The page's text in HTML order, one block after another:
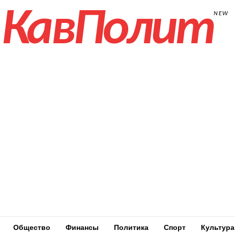
КавПолитNEW
Общество Финансы Политика Спорт Культура